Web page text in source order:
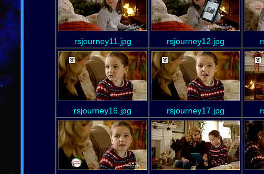
rsjourney11.jpg rsjourney12.jpg
rsjourney16.jpg rsjourney17.jpg